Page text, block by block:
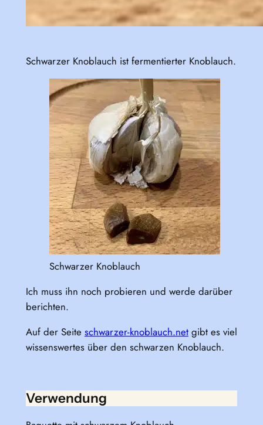
Schwarzer Knoblauch ist fermentierter Knoblauch.
Schwarzer Knoblauch
Ich muss ihn noch probieren und werde darüber
berichten.
Auf der Seite schwarzer-knoblauch.netgibt es viel
wissenswertes über den schwarzen Knoblauch.
Verwendung